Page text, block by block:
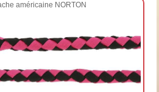
américaine NORTON